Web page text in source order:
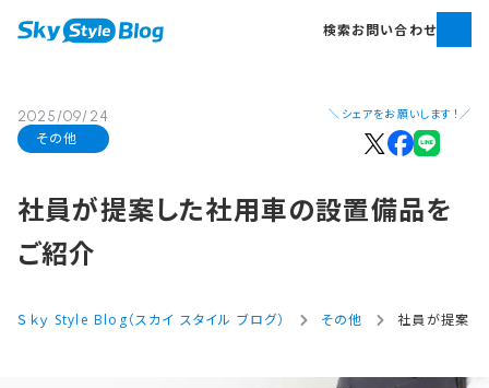
検索お問い合わせ
その他
2025/09/24 ＼シェアをお願いします！／
社員が​提案した​社用車の​設置備品を​
ご紹介
Ｓｋｙ Style Blog（スカイ スタイル ブログ） その他 社員が提案し